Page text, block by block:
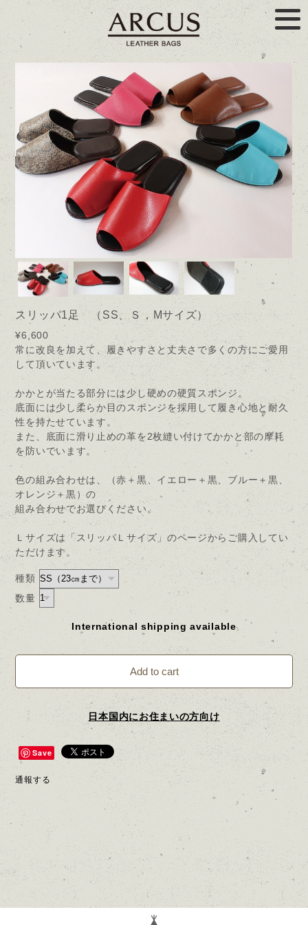
スリッパ1足 （SS、Ｓ，Mサイズ）
¥6,600
常に改良を加えて、履きやすさと丈夫さで多くの方にご愛用
して頂いています。
かかとが当たる部分には少し硬めの硬質スポンジ。
底面には少し柔らか目のスポンジを採用して履き心地と耐久
性を持たせています。
また、底面に滑り止めの革を2枚縫い付けてかかと部の摩耗
を防いでいます。
色の組み合わせは、（赤＋黒、イエロー＋黒、ブルー＋黒、
オレンジ＋黒）の
組み合わせでお選びください。
Ｌサイズは「スリッパＬサイズ」のページからご購入してい
ただけます。
種類
数量
International shipping available
Add to cart
日本国内にお住まいの方向け
Save
通報する